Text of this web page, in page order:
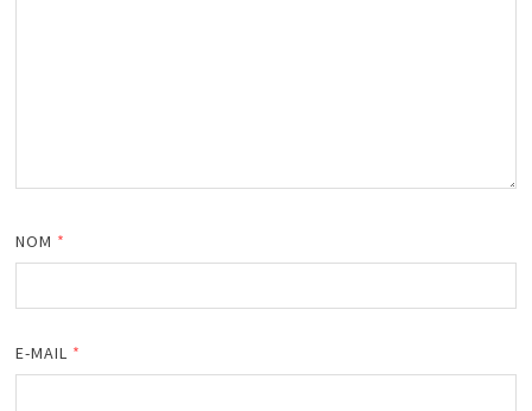
NOM *
E-MAIL *